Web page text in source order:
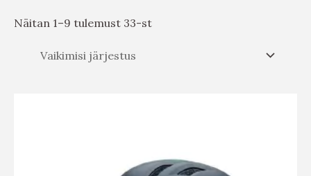
Näitan 1–9 tulemust 33-st